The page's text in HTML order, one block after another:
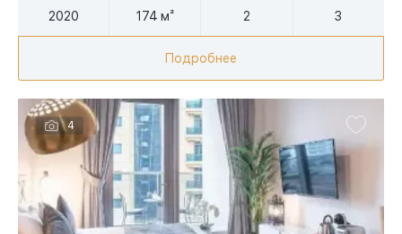
2020 174 м² 2 3
Подробнее
4